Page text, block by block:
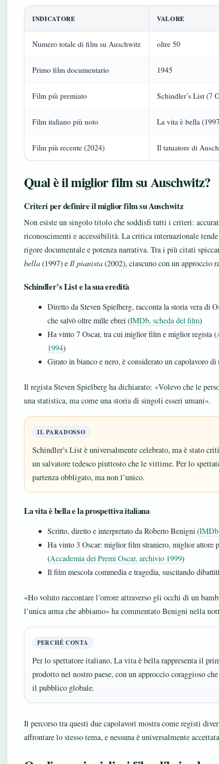
INDICATORE VALORE
Numero totale di film su Auschwitz oltre 50
Primo film documentario 1945
Film più premiato Schindler’s List (7
Film italiano più noto La vita è bella
Film più recente (2024) Il tatuatore di
Qual è il miglior film su Auschwitz?
Criteri per definire il miglior film su Auschwitz
Non esiste un singolo titolo che soddisfi tutti i criteri:
riconoscimenti e accessibilità. La critica internazionale
rigore documentale e potenza narrativa. Tra i più citati
bella(1997) e Il pianista(2002), ciascuno con un approccio
Schindler’s List e la sua eredità
Diretto da Steven Spielberg, racconta la storia vera di
che salvò oltre mille ebrei (IMDb, scheda del film)
Ha vinto 7 Oscar, tra cui miglior film e miglior regista (
1994)
Girato in bianco e nero, è considerato un capolavoro di
Il regista Steven Spielberg ha dichiarato: «Volevo che le
una statistica, ma come una storia di singoli esseri umani».
IL PARADOSSO
Schindler’s List è universalmente celebrato, ma è stato
un salvatore tedesco piuttosto che le vittime. Per lo
partenza obbligato, ma non l’unico.
La vita è bella e la prospettiva italiana
Scritto, diretto e interpretato da Roberto Benigni (
Ha vinto 3 Oscar: miglior film straniero, miglior attore
(Accademia dei Premi Oscar, archivio 1999)
Il film mescola commedia e tragedia, suscitando
«Ho voluto raccontare l’orrore attraverso gli occhi di un
l’unica arma che abbiamo» ha commentato Benigni nella
PERCHÉ CONTA
Per lo spettatore italiano, La vita è bella rappresenta il
prodotto nel nostro paese, con un approccio coraggioso
il pubblico globale.
Il percorso tra questi due capolavori mostra come registi
affrontare lo stesso tema, e nessuna è universalmente